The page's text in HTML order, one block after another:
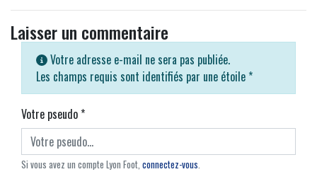
Laisser un commentaire
Votre adresse e-mail ne sera pas publiée.
Les champs requis sont identifiés par une étoile *
Votre pseudo*
Si vous avez un compte Lyon Foot, connectez-vous.